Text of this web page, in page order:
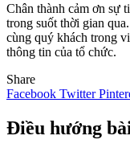
Chân thành cảm ơn sự
trong suốt thời gian
cùng quý khách trong
thông tin của tổ chức.
Share
Facebook Twitter
Điều hướng